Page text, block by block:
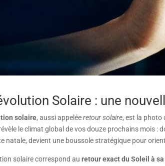
Solaire : une
solaire, aussi appeléeretour solaire, est la photo
le climat global de vos douze prochains mois :
natale, devient une boussole stratégique pour
solaire correspond auretour exact du Soleil à